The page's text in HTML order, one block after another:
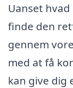
Uanset
finde den
gennem
med at få
kan give dig